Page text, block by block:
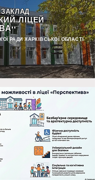
ЛІЦЕЙ
""
РАДИ ХАРКІВСЬКОЇ ОБЛАСТІ